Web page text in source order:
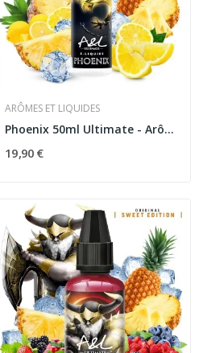
ARÔMES ET LIQUIDES
Phoenix 50ml Ultimate - Arômes et Liquides
19,90 €